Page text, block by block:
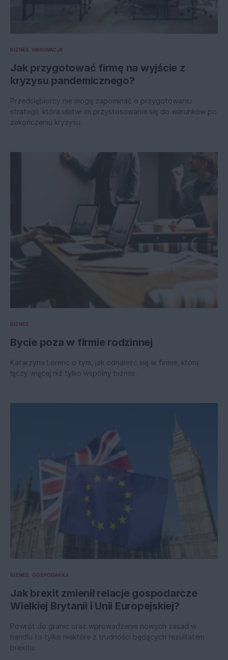
BIZNES INNOWACJE
Jak przygotować firmę na wyjście z
kryzysu pandemicznego?
Przedsiębiorcy nie mogą zapominać o przygotowaniu
strategii, która ułatwi im przystosowanie się do warunków po
zakończeniu kryzysu.
BIZNES
Bycie poza w firmie rodzinnej
Katarzyna Lorenc o tym, jak odnaleźć się w firmie, którą
łączy więcej niż tylko wspólny biznes.
BIZNES GOSPODARKA
Jak brexit zmienił relacje gospodarcze
Wielkiej Brytanii i Unii Europejskiej?
Powrót do granic oraz wprowadzenie nowych zasad w
handlu to tylko niektóre z trudności będących rezultatem
brexitu.